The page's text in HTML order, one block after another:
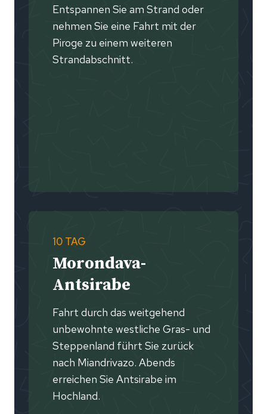
Entspannen Sie am Strand oder
nehmen Sie eine Fahrt mit der
Piroge zu einem weiteren
Strandabschnitt.
10 TAG
Morondava-
Antsirabe
Fahrt durch das weitgehend
unbewohnte westliche Gras- und
Steppenland führt Sie zurück
nach Miandrivazo. Abends
erreichen Sie Antsirabe im
Hochland.